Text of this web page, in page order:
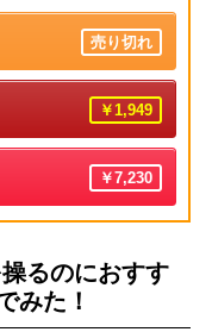
売り切れ
￥1,949
￥7,230
るのにおすす
みた！